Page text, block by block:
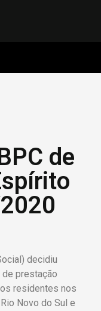
de
decidiu
prestação
residentes nos
Novo do Sul e